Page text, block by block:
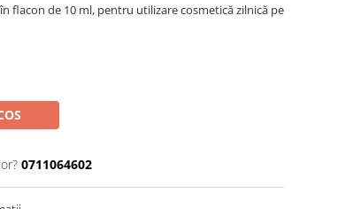
în flacon de 10 ml, pentru utilizare cosmetică zilnică pe
0711064602